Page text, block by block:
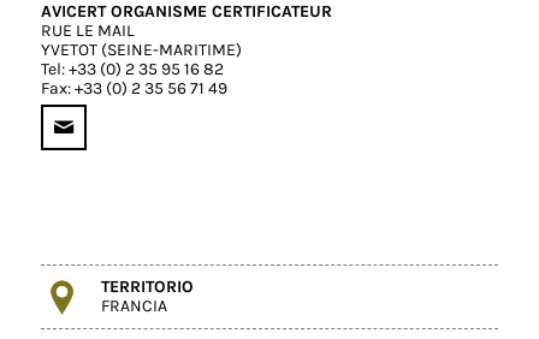
AVICERT ORGANISME CERTIFICATEUR
RUE LE MAIL
YVETOT (SEINE-MARITIME)
Tel: +33 (0) 2 35 95 16 82
Fax: +33 (0) 2 35 56 71 49
TERRITORIO
FRANCIA